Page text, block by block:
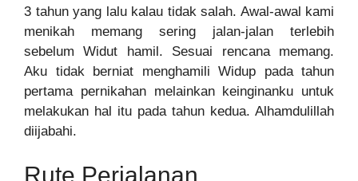
3 tahun yang lalu kalau tidak salah. Awal-awal kami
menikah memang sering jalan-jalan terlebih
sebelum Widut hamil. Sesuai rencana memang.
Aku tidak berniat menghamili Widup pada tahun
pertama pernikahan melainkan keinginanku untuk
melakukan hal itu pada tahun kedua. Alhamdulillah
diijabahi.
Rute Perjalanan